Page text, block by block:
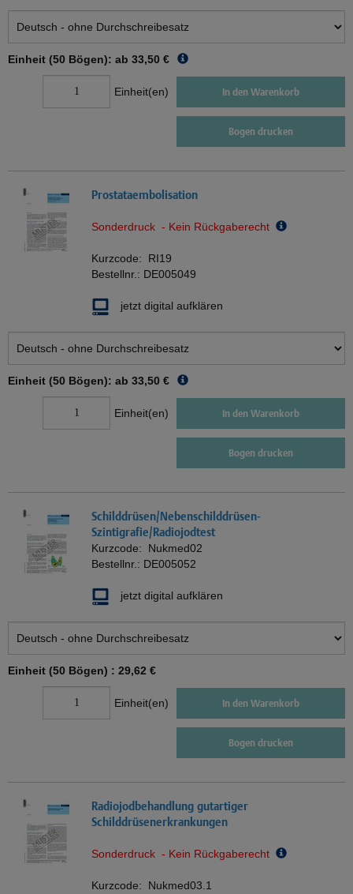
Einheit (50 Bögen): ab 33,50 €
Einheit(en) In den Warenkorb
Bogen drucken
Prostataembolisation
Sonderdruck - Kein Rückgaberecht
Kurzcode: RI19
Bestellnr.: DE005049
jetzt digital aufklären
Einheit (50 Bögen): ab 33,50 €
Einheit(en) In den Warenkorb
Bogen drucken
Schilddrüsen/Nebenschilddrüsen-
Szintigrafie/Radiojodtest
Kurzcode: Nukmed02
Bestellnr.: DE005052
jetzt digital aufklären
Einheit (50 Bögen) : 29,62 €
Einheit(en) In den Warenkorb
Bogen drucken
Radiojodbehandlung gutartiger
Schilddrüsenerkrankungen
Sonderdruck - Kein Rückgaberecht
Kurzcode: Nukmed03.1